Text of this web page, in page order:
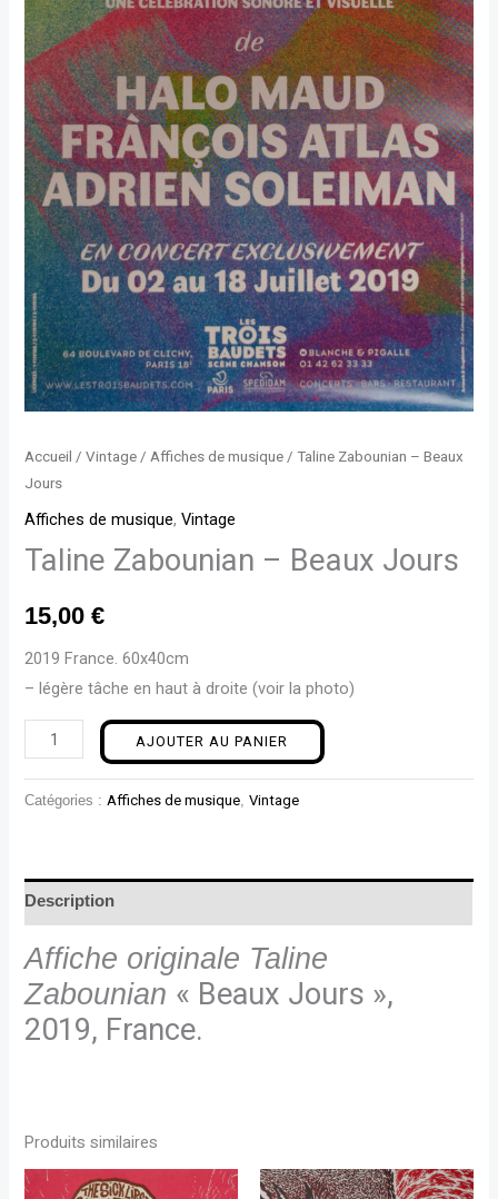
Accueil /Vintage / Affiches de musique / Taline Zabounian – Beaux
Jours
Affiches de musique,Vintage
Taline Zabounian – Beaux Jours
15,00€
2019 France. 60x40cm
– légère tâche en haut à droite (voir la photo)
AJOUTER AU PANIER
Catégories : Affiches de musique ,Vintage
Description
Affiche originale Taline
Zabounian « Beaux Jours »,
2019, France.
Produits similaires